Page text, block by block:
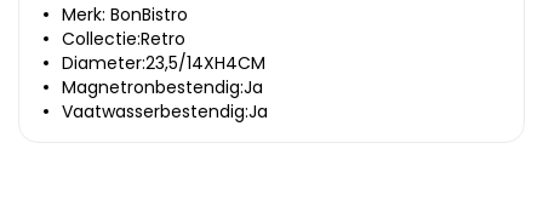
Merk: BonBistro
Collectie:Retro
Diameter:23,5/14XH4CM
Magnetronbestendig:Ja
Vaatwasserbestendig:Ja